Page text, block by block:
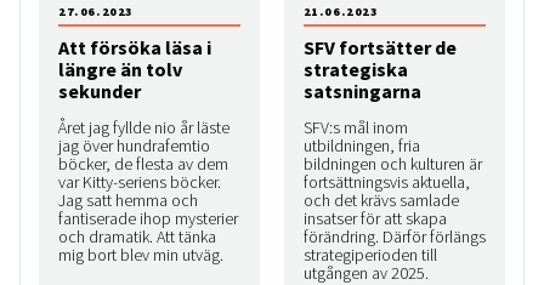
Att försöka läsa i
längre än tolv
sekunder
Året jag fyllde nio år läste
jag över hundrafemtio
böcker, de flesta av dem
var Kitty-seriens böcker.
Jag satt hemma och
fantiserade ihop mysterier
och dramatik. Att tänka
mig bort blev min utväg.
27.06.2023
SFV fortsätter de
strategiska
satsningarna
SFV:s mål inom
utbildningen, fria
bildningen och kulturen är
fortsättningsvis aktuella,
och det krävs samlade
insatser för att skapa
förändring. Därför förlängs
strategiperioden till
utgången av 2025.
21.06.2023